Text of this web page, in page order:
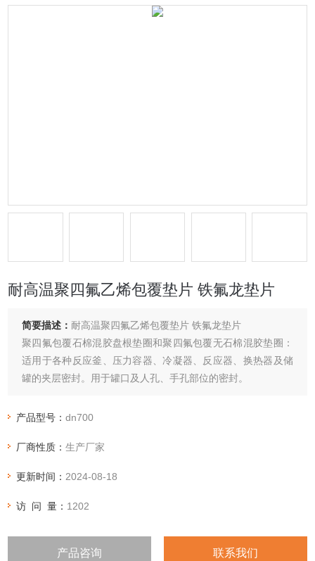
耐高温聚四氟乙烯包覆垫片 铁氟龙垫片
简要描述： 耐高温聚四氟乙烯包覆垫片 铁氟龙垫片
聚四氟包覆石棉混胶盘根垫圈和聚四氟包覆无石棉混胶垫圈：
适用于各种反应釜、压力容器、冷凝器、反应器、换热器及储
罐的夹层密封。用于罐口及人孔、手孔部位的密封。
产品型号：dn700
厂商性质：生产厂家
更新时间： 2024-08-18
访 问 量： 1202
产品咨询 联系我们